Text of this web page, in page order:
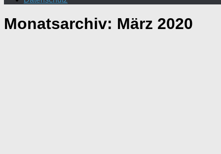
Monatsarchiv: März 2020